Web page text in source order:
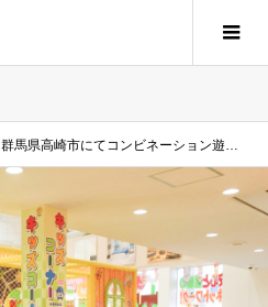
群馬県高崎市にてコンビネーション遊具とクッション遊具のキッズコーナーを導入させて頂きました！